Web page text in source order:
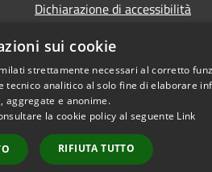
Dichiarazione di accessibilità
Informativa sulla
Copyright © 2026 •
sui cookie
strettamente necessari al corretto
tecnico analitico al solo fine di elaborare
aggregate e anonime.
la cookie policy al seguente Link
RIFIUTA TUTTO